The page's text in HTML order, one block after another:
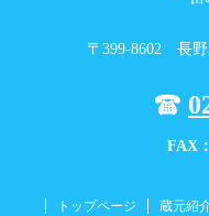
〒399-8602 長野
FAX：
トップページ 蔵元紹